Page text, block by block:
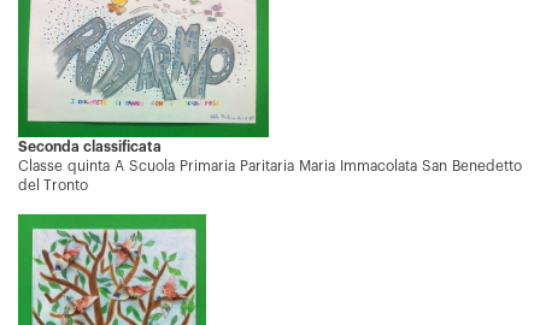
Seconda classificata
Classe quinta A Scuola Primaria Paritaria Maria Immacolata San Benedetto
del Tronto